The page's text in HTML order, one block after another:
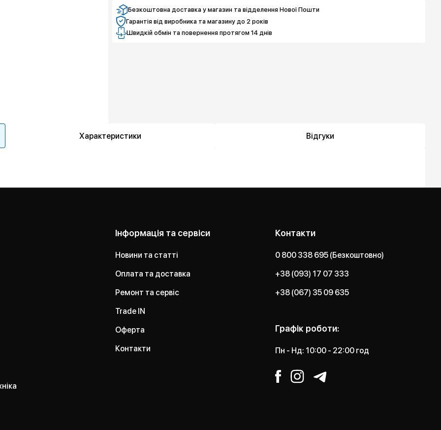
Безкоштовна доставка у магазин та відделення Нової Пошти
Гарантія від виробника та магазину до 2 років
Швидкій обмін та повернення протягом 14 днів
Характеристики Відгуки
Інформація та сервіси
Новини та статті
Оплата та доставка
Ремонт та сервіс
Trade IN
Оферта
Контакти
Контакти
0 800 338 695 (Безкоштовно)
+38 (093) 17 07 333
+38 (067) 35 09 635
Графік роботи:
Пн - Нд: 10:00 - 22:00 год